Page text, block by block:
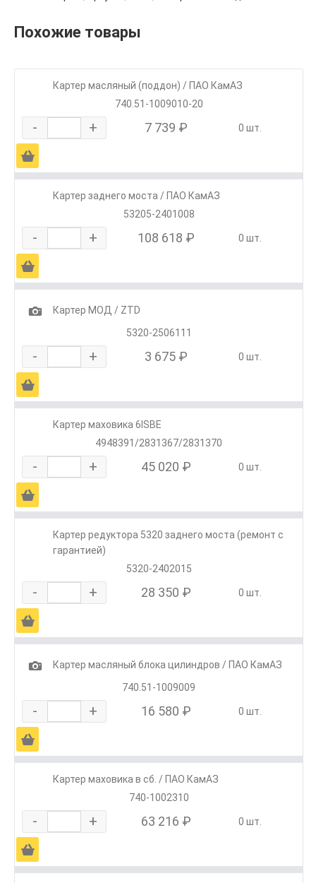
Похожие товары
Картер масляный (поддон) / ПАО КамАЗ
740.51-1009010-20
- + 7 739 ₽ 0 шт.
Ä
Картер заднего моста / ПАО КамАЗ
53205-2401008
- + 108 618 ₽ 0 шт.
Ä
1
Картер МОД / ZTD
5320-2506111
- + 3 675 ₽ 0 шт.
Ä
Картер маховика 6ISBE
4948391/2831367/2831370
- + 45 020 ₽ 0 шт.
Ä
Картер редуктора 5320 заднего моста (ремонт с
гарантией)
5320-2402015
- + 28 350 ₽ 0 шт.
Ä
1
Картер масляный блока цилиндров / ПАО КамАЗ
740.51-1009009
- + 16 580 ₽ 0 шт.
Ä
Картер маховика в сб. / ПАО КамАЗ
740-1002310
- + 63 216 ₽ 0 шт.
Ä